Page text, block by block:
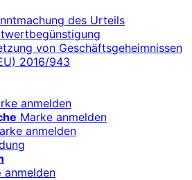
des Urteils
von Geschäftsgeheimnissen
2016/943
anmelden
Marke anmelden
anmelden
anmelden